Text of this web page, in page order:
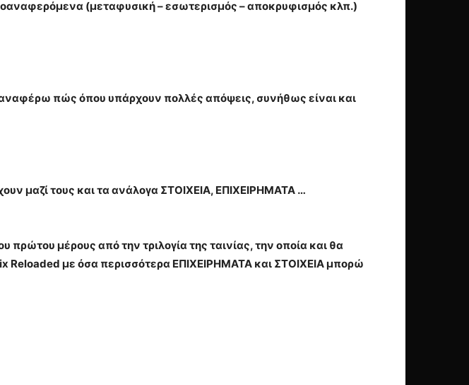
(μεταφυσική – εσωτερισμός – αποκρυφισμός κλπ.)
αναφέρω πώς όπου υπάρχουν πολλές απόψεις, συνήθως είναι και
μαζί τους και τα ανάλογα ΣΤΟΙΧΕΙΑ, ΕΠΙΧΕΙΡΗΜΑΤΑ …
μέρους από την τριλογία της ταινίας, την οποία και θα
Reloaded με όσα περισσότερα ΕΠΙΧΕΙΡΗΜΑΤΑ και ΣΤΟΙΧΕΙΑ μπορώ